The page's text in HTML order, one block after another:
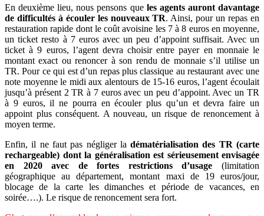
En deuxième lieu, nous pensons que les agents auront davantage
de difficultés à écouler les nouveaux TR. Ainsi, pour un repas en
restauration rapide dont le coût avoisine les 7 à 8 euros en moyenne,
un ticket resto à 7 euros avec un peu d’appoint suffisait. Avec un
ticket à 9 euros, l’agent devra choisir entre payer en monnaie le
montant exact ou renoncer à son rendu de monnaie s’il utilise un
TR. Pour ce qui est d’un repas plus classique au restaurant avec une
note moyenne le midi aux alentours de 15-16 euros, l’agent écoulait
jusqu’à présent 2 TR à 7 euros avec un peu d’appoint. Avec un TR
à 9 euros, il ne pourra en écouler plus qu’un et devra faire un
appoint plus conséquent. A nouveau, un risque de renoncement à
moyen terme.
Enfin, il ne faut pas négliger ladématérialisation des TR (carte
rechargeable) dont la généralisation est sérieusement envisagée
en 2020 avec de fortes restrictions d’usage (limitation
géographique au département, montant maxi de 19 euros/jour,
blocage de la carte les dimanches et période de vacances, en
soirée….). Le risque de renoncement sera fort.